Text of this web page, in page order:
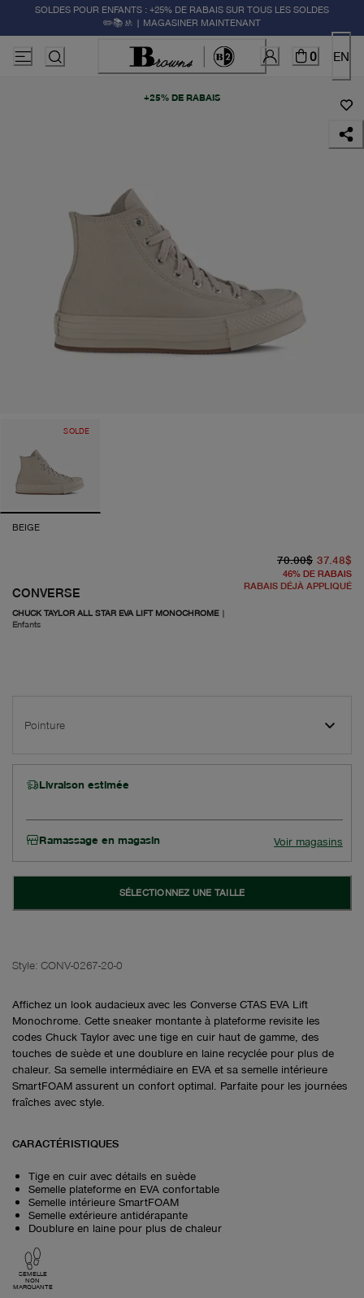
SOLDES POUR ENFANTS : +25% DE RABAIS SUR TOUS LES SOLDES
✏️📚🚸 | MAGASINER MAINTENANT
0 EN
+25% DE RABAIS
SOLDE
BEIGE
CONVERSE
CHUCK TAYLOR ALL STAR EVA LIFT MONOCHROME|
Enfants
70.00$ 37.48$
46% DE RABAIS
RABAIS DÉJÀ APPLIQUÉ
Pointure
Livraison estimée
Ramassage en magasin Voir magasins
SÉLECTIONNEZ UNE TAILLE
Style: CONV-0267-20-0
Affichez un look audacieux avec les Converse CTAS EVA Lift
Monochrome. Cette sneaker montante à plateforme revisite les
codes Chuck Taylor avec une tige en cuir haut de gamme, des
touches de suède et une doublure en laine recyclée pour plus de
chaleur. Sa semelle intermédiaire en EVA et sa semelle intérieure
SmartFOAM assurent un confort optimal. Parfaite pour les journées
fraîches avec style.
CARACTÉRISTIQUES
Tige en cuir avec détails en suède
Semelle plateforme en EVA confortable
Semelle intérieure SmartFOAM
Semelle extérieure antidérapante
Doublure en laine pour plus de chaleur
SEMELLE
NON
MARQUANTE